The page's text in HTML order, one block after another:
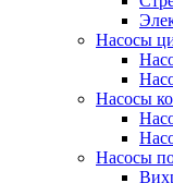
Насосы
Насосы
Насосы